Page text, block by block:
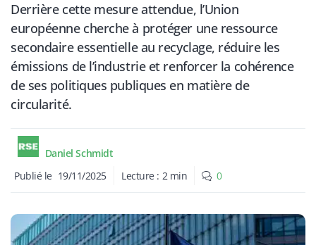
Derrière cette mesure attendue, l’Union
européenne cherche à protéger une ressource
secondaire essentielle au recyclage, réduire les
émissions de l’industrie et renforcer la cohérence
de ses politiques publiques en matière de
circularité.
Daniel Schmidt
Publié le 19/11/2025 Lecture : 2 min 0